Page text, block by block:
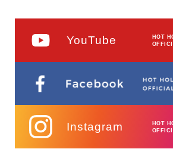
YouTube
HOT
Instagram
HOT